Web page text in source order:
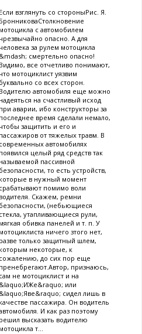
Если взглянуть со стороныРис. Я.
БронниковаСтолкновение
мотоцикла с автомобилем
чрезвычайно опасно. А для
человека за рулем мотоцикла
&mdash; смертельно опасно!
Видимо, все отчетливо понимают,
что мотоциклист уязвим
буквально со всех сторон.
Водителю автомобиля еще можно
надеяться на счастливый исход
при аварии, ибо конструкторы за
последнее время сделали немало,
чтобы защитить и его и
пассажиров от тяжелых травм. В
современных автомобилях
появился целый ряд средств так
называемой пассивной
безопасности, то есть устройств,
в нужный момент
срабатывают помимо воли
водителя. Скажем, ремни
безопасности, (небьющиеся
стекла, утапливающиеся рули,
мягкая обивка панелей и т. п. У
мотоциклиста ничего зтого нет,
разве только защитный шлем,
которым некоторые, к
сожалению, до сих пор еще
пренебрегают.Автор, признаюсь,
сам не мотоциклист и на
&laquo;ИЖе&raquo; или
&laquo;Яве&raquo; сидел лишь в
качестве пассажира. Он водитель
И как раз поэтому
решил высказать водителю
мотоцикла т...